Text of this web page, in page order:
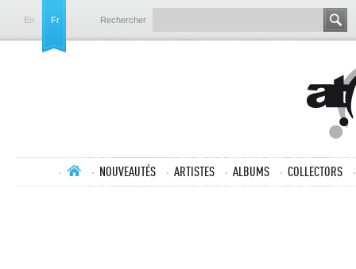
En Fr Rechercher
NOUVEAUTÉS ARTISTES ALBUMS COLLECTORS